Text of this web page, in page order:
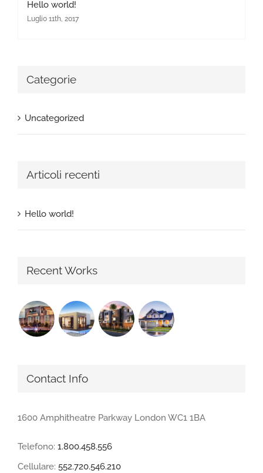
Hello world!
Luglio 11th, 2017
Categorie
Uncategorized
Articoli recenti
Hello world!
Recent Works
Contact Info
1600 Amphitheatre Parkway London WC1 1BA
Telefono: 1.800.458.556
Cellulare: 552.720.546.210